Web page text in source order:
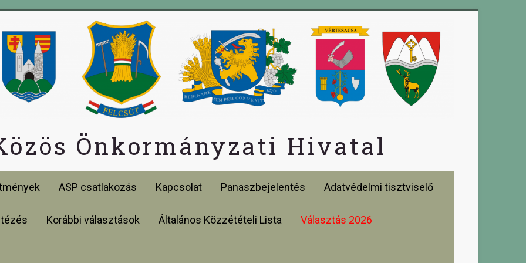
Önkormányzati Hivatal
ASP csatlakozás Kapcsolat Panaszbejelentés Adatvédelmi tisztviselő
Korábbi választások Általános Közzétételi Lista Választás 2026